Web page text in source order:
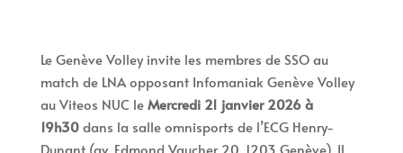
Le Genève Volley invite les membres de SSO au
match de LNA opposant Infomaniak Genève Volley
au Viteos NUC leMercredi 21 janvier 2026 à
19h30dans la salle omnisports de l’ECG Henry-
Dunant (av. Edmond Vaucher 20, 1203 Genève). Il